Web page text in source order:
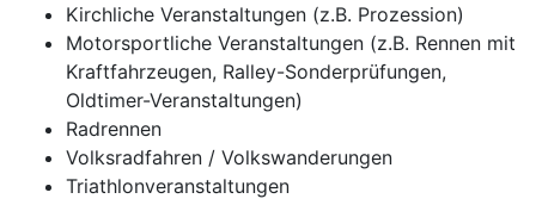
Kirchliche Veranstaltungen (z.B. Prozession)
Motorsportliche Veranstaltungen (z.B. Rennen mit
Kraftfahrzeugen, Ralley-Sonderprüfungen,
Oldtimer-Veranstaltungen)
Radrennen
Volksradfahren / Volkswanderungen
Triathlonveranstaltungen